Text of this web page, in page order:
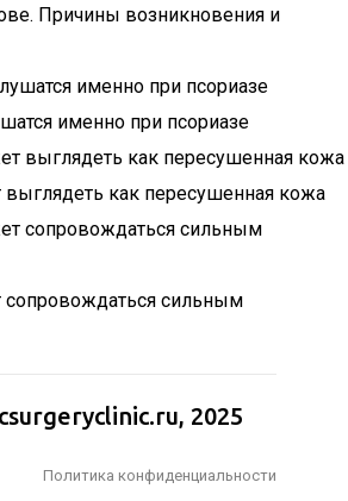
Причины возникновения и
именно при псориазе
как пересушенная кожа
сильным
2025
Политика конфиденциальности